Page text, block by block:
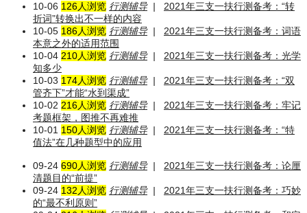
10-06 126人浏览 行测辅导|
2021年三支一扶行测备考：“转
折词”转换出不一样的内容
10-05 186人浏览 行测辅导|
2021年三支一扶行测备考：词语
本意之外的适用范围
10-04 210人浏览 行测辅导|
2021年三支一扶行测备考：光学
知多少
10-03 174人浏览 行测辅导|
2021年三支一扶行测备考：“双
管齐下”才能“水到渠成”
10-02 216人浏览 行测辅导|
2021年三支一扶行测备考：牢记
考题框架，图推不再难推
10-01 150人浏览 行测辅导|
2021年三支一扶行测备考：“特
值法”在几种题型中的应用
09-24 690人浏览 行测辅导|
2021年三支一扶行测备考：论厘
清题目的“前提”
09-24 132人浏览 行测辅导|
2021年三支一扶行测备考：巧妙
的“最不利原则”